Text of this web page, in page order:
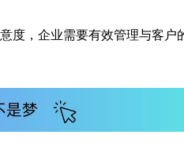
度，企业需要有效管理与客户